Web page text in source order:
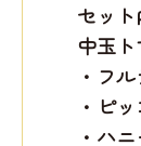
セッ
中玉ト
・フ
・ピ
・ハ